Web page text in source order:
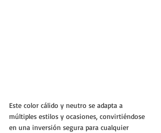
Este color cálido y neutro se adapta a
múltiples estilos y ocasiones, convirtiéndose
en una inversión segura para cualquier